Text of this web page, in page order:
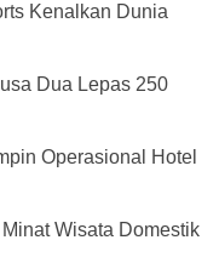
Kenalkan Dunia
Dua Lepas 250
Operasional Hotel
Wisata Domestik